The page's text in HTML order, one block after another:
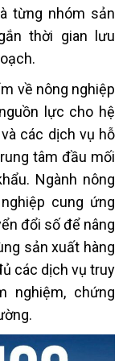
từng nhóm sản
thời gian lưu
về nông nghiệp
lực cho hệ
các dịch vụ hỗ
tâm đầu mối
Ngành nông
cung ứng
đổi số để nâng
sản xuất hàng
các dịch vụ truy
nghiệm, chứng